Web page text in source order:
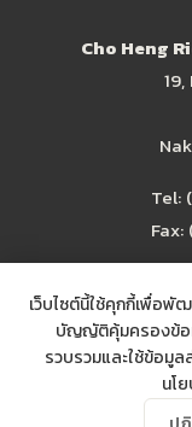
Cho Heng
Tel:
Fax:
เว็บไซต์นี้ใช้คุกกี้เพื่อพั
บัญญัติคุ้มครองข้อมู
รวบรวมและใช้ข้อมู
นโ